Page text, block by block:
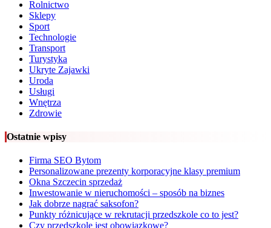
Rolnictwo
Sklepy
Sport
Technologie
Transport
Turystyka
Ukryte Zajawki
Uroda
Usługi
Wnętrza
Zdrowie
Ostatnie wpisy
Firma SEO Bytom
Personalizowane prezenty korporacyjne klasy premium
Okna Szczecin sprzedaż
Inwestowanie w nieruchomości – sposób na biznes
Jak dobrze nagrać saksofon?
Punkty różnicujące w rekrutacji przedszkole co to jest?
Czy przedszkole jest obowiązkowe?